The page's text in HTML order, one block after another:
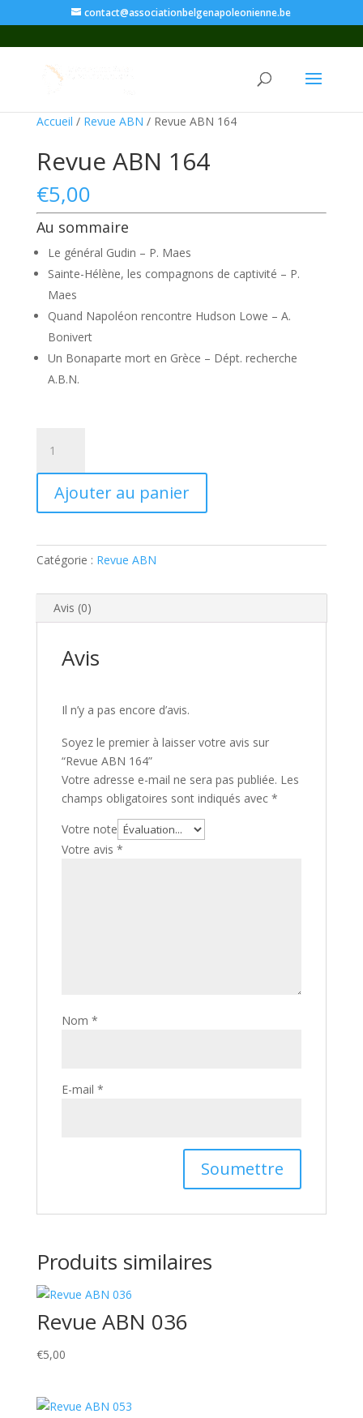
contact@associationbelgenapoleonienne.be
Accueil / Revue ABN / Revue ABN 164
Revue ABN 164
€5,00
Au sommaire
Le général Gudin – P. Maes
Sainte-Hélène, les compagnons de captivité – P.
Maes
Quand Napoléon rencontre Hudson Lowe – A.
Bonivert
Un Bonaparte mort en Grèce – Dépt. recherche
A.B.N.
Revue
ABN
164
Ajouter au panier
Catégorie : Revue ABN
Avis (0)
Avis
Il n’y a pas encore d’avis.
Soyez le premier à laisser votre avis sur
“Revue ABN 164”
Votre adresse e-mail ne sera pas publiée. Les
champs obligatoires sont indiqués avec *
Votre note
Votre avis *
Nom *
E-mail *
Produits similaires
Revue ABN 036
€5,00